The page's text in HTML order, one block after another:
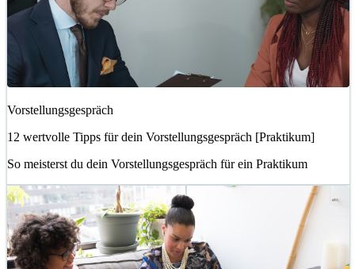
Vorstellungsgespräch
12 wertvolle Tipps für dein Vorstellungsgespräch [Praktikum]
So meisterst du dein Vorstellungsgespräch für ein Praktikum